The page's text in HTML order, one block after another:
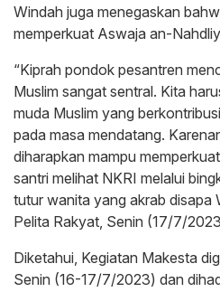
Windah juga menegaskan
memperkuat Aswaja an-
“Kiprah pondok pesantren
Muslim sangat sentral. Kita
muda Muslim yang
pada masa mendatang.
diharapkan mampu
santri melihat NKRI melalui
tutur wanita yang akrab disapa
Pelita Rakyat, Senin (17/7/
Diketahui, Kegiatan Makesta
Senin (16-17/7/2023) dan